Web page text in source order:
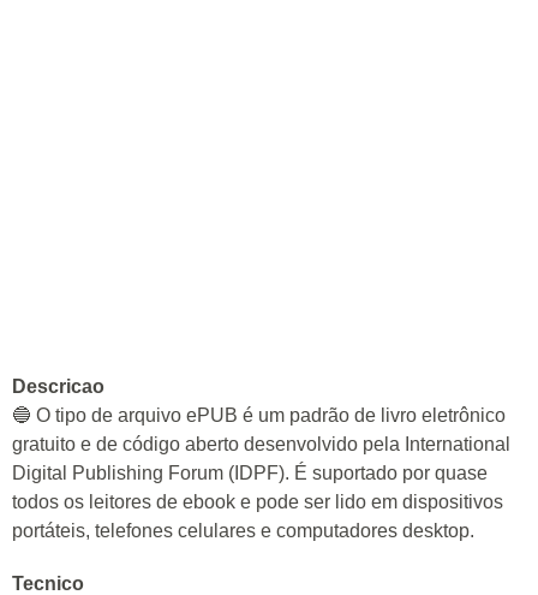
Descricao
🔵 O tipo de arquivo ePUB é um padrão de livro eletrônico
gratuito e de código aberto desenvolvido pela International
Digital Publishing Forum (IDPF). É suportado por quase
todos os leitores de ebook e pode ser lido em dispositivos
portáteis, telefones celulares e computadores desktop.
Tecnico